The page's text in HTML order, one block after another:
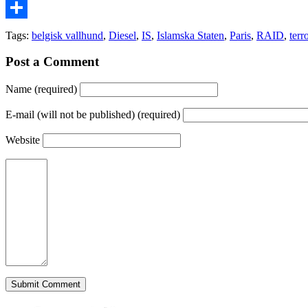
Email
Share
Tags: belgisk vallhund, Diesel, IS, Islamska Staten, Paris, RAID,
Post a Comment
Name (required)
E-mail (will not be published) (required)
Website